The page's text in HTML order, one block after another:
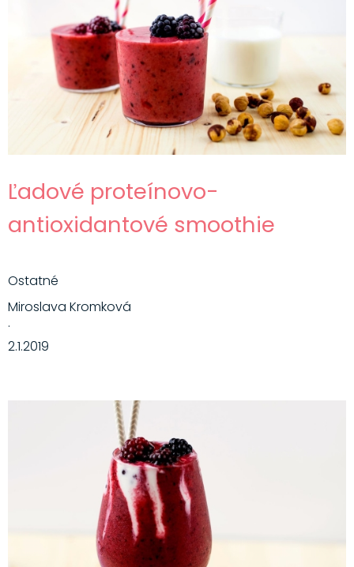
Ľadové proteínovo-
antioxidantové smoothie
Ostatné
Miroslava Kromková
·
2.1.2019